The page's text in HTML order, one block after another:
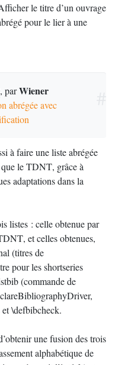
le titre d’un ouvrage
pour le lier à une
, parWiener
abrégée avec
à faire une liste abrégée
leTDNT, grâce à
adaptations dans la
listes : celle obtenue par
, et celles obtenues,
(titres de
pour les shortseries
(commande de
\defbibcheck.
une fusion des trois
alphabétique de